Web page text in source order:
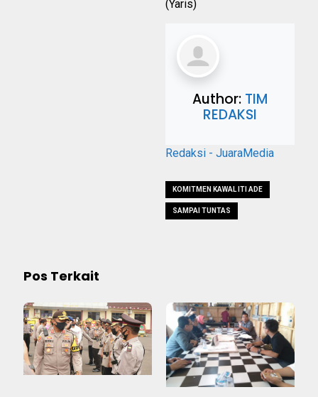
(Yaris)
Author: TIM
REDAKSI
Redaksi - JuaraMedia
KOMITMEN KAWAL ITI ADE
SAMPAI TUNTAS
Pos Terkait